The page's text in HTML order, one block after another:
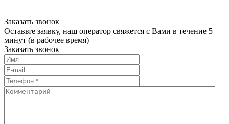
Заказать звонок
Оставьте заявку, наш оператор свяжется с Вами в течение 5
минут (в рабочее время)
Заказать звонок